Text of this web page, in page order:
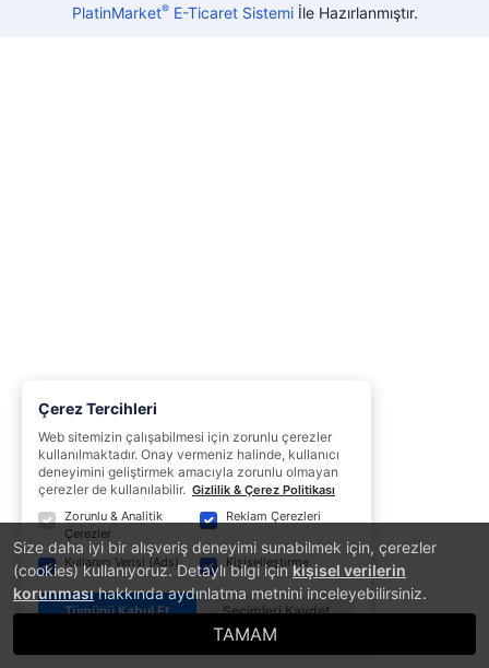
Size daha iyi bir alışveriş deneyimi sunabilmek için, çerezler
(cookies) kullanıyoruz. Detaylı bilgi içinkişisel verilerin
korunmasıhakkında aydınlatma metnini inceleyebilirsiniz.
TAMAM
PlatinMarket®E-Ticaret Sistemiİle Hazırlanmıştır.
Çerez Tercihleri
Web sitemizin çalışabilmesi için zorunlu çerezler
kullanılmaktadır. Onay vermeniz halinde, kullanıcı
deneyimini geliştirmek amacıyla zorunlu olmayan
çerezler de kullanılabilir. Gizlilik & Çerez Politikası
Zorunlu & Analitik
Çerezler
Reklam Çerezleri
Kullanıcı Verisi (Ads) Kişiselleştirme
Tümünü Kabul Et Seçimleri Kaydet